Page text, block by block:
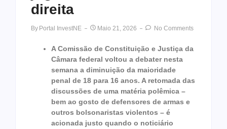
direita
By Portal InvestNE Maio 21, 2026 No Comments
A Comissão de Constituição e Justiça da
Câmara federal voltou a debater nesta
semana a diminuição da maioridade
penal de 18 para 16 anos. A retomada das
discussões de uma matéria polêmica –
bem ao gosto de defensores de armas e
outros bolsonaristas violentos – é
acionada justo quando o noticiário